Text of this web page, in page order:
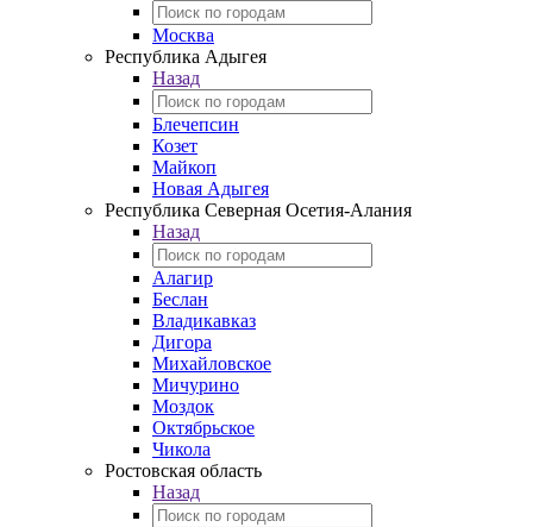
Москва
Республика Адыгея
Назад
Блечепсин
Козет
Майкоп
Новая Адыгея
Республика Северная Осетия-Алания
Назад
Алагир
Беслан
Владикавказ
Дигора
Михайловское
Мичурино
Моздок
Октябрьское
Чикола
Ростовская область
Назад